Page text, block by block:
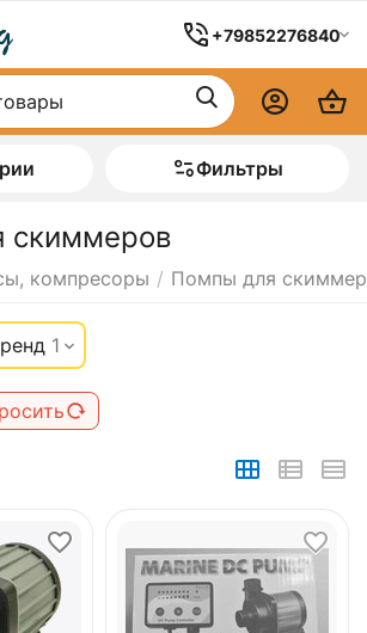
+79852276840
Фильтры
скиммеров
компресоры / Помпы для
1